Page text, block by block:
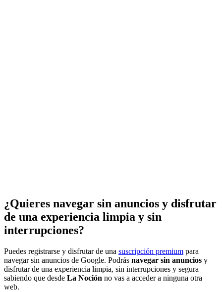
¿Quieres navegar sin anuncios y disfrutar
de una experiencia limpia y sin
interrupciones?
Puedes registrarse y disfrutar de una suscripción premium para
navegar sin anuncios de Google. Podrás navegar sin anuncios y
disfrutar de una experiencia limpia, sin interrupciones y segura
sabiendo que desde La Noción no vas a acceder a ninguna otra
web.